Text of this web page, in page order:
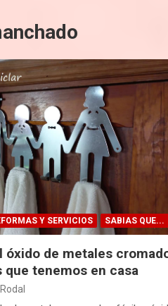
Y SERVICIOS SABIAS QUE...
óxido de metales
tenemos en casa